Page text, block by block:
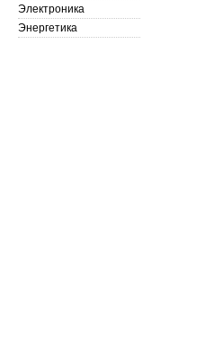
Электроника
Энергетика